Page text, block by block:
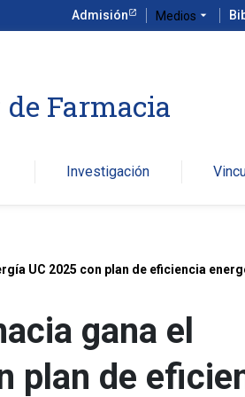
Admisión Medios arrow_drop_down
Farmacia
Investigación
UC 2025 con plan de eficiencia
gana el
plan de